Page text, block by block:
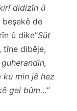
didizîn û
de
û dike“Süt
tîne dibêje,
ku min jê hez
gel bûm…”